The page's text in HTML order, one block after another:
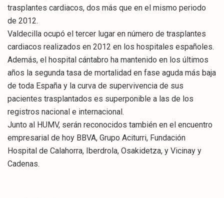
trasplantes cardiacos, dos más que en el mismo periodo
de 2012.
Valdecilla ocupó el tercer lugar en número de trasplantes
cardiacos realizados en 2012 en los hospitales españoles.
Además, el hospital cántabro ha mantenido en los últimos
años la segunda tasa de mortalidad en fase aguda más baja
de toda España y la curva de supervivencia de sus
pacientes trasplantados es superponible a las de los
registros nacional e internacional.
Junto al HUMV, serán reconocidos también en el encuentro
empresarial de hoy BBVA, Grupo Aciturri, Fundación
Hospital de Calahorra, Iberdrola, Osakidetza, y Vicinay y
Cadenas.